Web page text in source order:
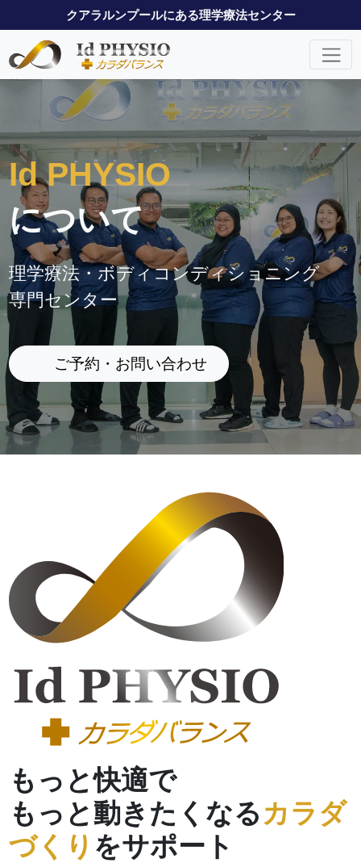
クアラルンプールにある理学療法センター
Id PHYSIO
について
理学療法・ボディコンディショニング
専門センター
ご予約・お問い合わせ(新しいタブで開く)
もっと快適で
もっと動きたくなる カラダ
づくり をサポート